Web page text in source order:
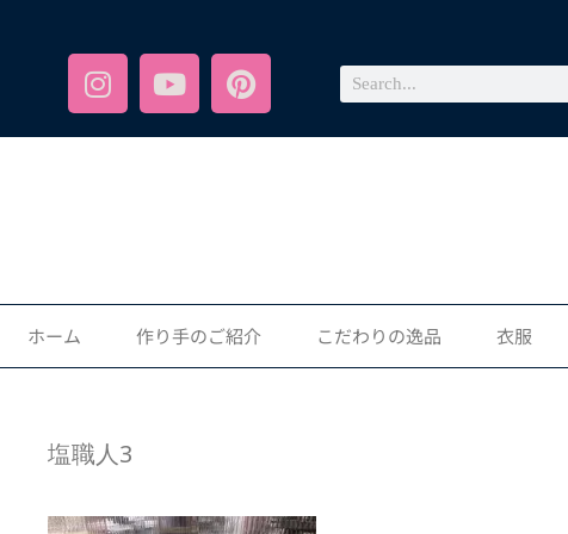
ホーム 作り手のご紹介 こだわりの逸品 衣服
塩職人3